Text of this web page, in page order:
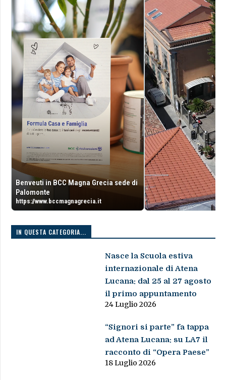
Benveuti in BCC Magna Grecia sede di
Palomonte
https://www.bccmagnagrecia.it
IN QUESTA CATEGORIA...
Nasce la Scuola estiva
internazionale di Atena
Lucana: dal 25 al 27 agosto
il primo appuntamento
24 Luglio 2026
“Signori si parte” fa tappa
ad Atena Lucana: su LA7 il
racconto di “Opera Paese”
18 Luglio 2026